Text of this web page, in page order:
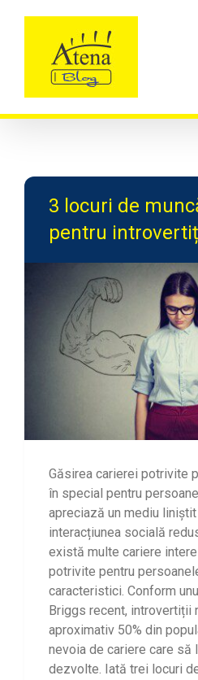
3 locuri de
pentru
Găsirea carierei potrivite
în special pentru
apreciază un mediu
interacțiunea socială
există multe cariere
potrivite pentru
caracteristici. Conform
Briggs recent, introvertiții
aproximativ 50% din
nevoia de cariere care să
dezvolte. Iată trei locuri